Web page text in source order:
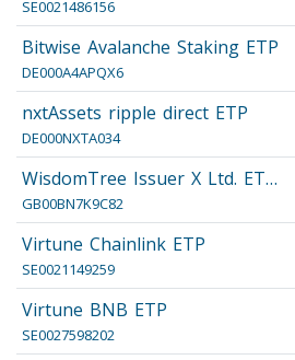
SE0021486156
Bitwise Avalanche Staking ETP
DE000A4APQX6
nxtAssets ripple direct ETP
DE000NXTA034
WisdomTree Issuer X Ltd. ET…
GB00BN7K9C82
Virtune Chainlink ETP
SE0021149259
Virtune BNB ETP
SE0027598202